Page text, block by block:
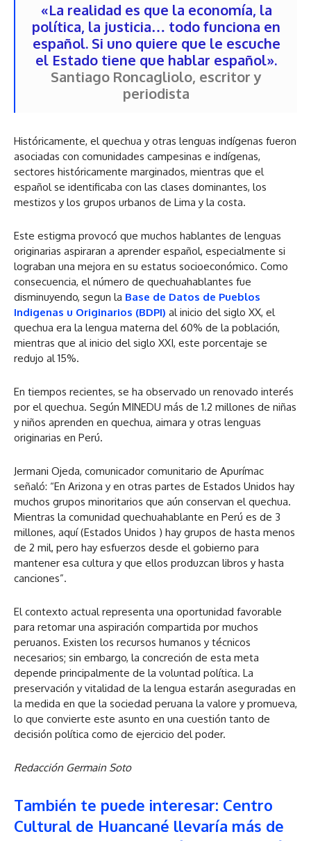
«La realidad es que la economía, la
política, la justicia… todo funciona en
español. Si uno quiere que le escuche
el Estado tiene que hablar español».
Santiago Roncagliolo, escritor y
periodista
Históricamente, el quechua y otras lenguas indígenas fueron
asociadas con comunidades campesinas e indígenas,
sectores históricamente marginados, mientras que el
español se identificaba con las clases dominantes, los
mestizos y los grupos urbanos de Lima y la costa.
Este estigma provocó que muchos hablantes de lenguas
originarias aspiraran a aprender español, especialmente si
lograban una mejora en su estatus socioeconómico. Como
consecuencia, el número de quechuahablantes fue
disminuyendo, segun la Base de Datos de Pueblos
Indigenas u Originarios (BDPI) al inicio del siglo XX, el
quechua era la lengua materna del 60% de la población,
mientras que al inicio del siglo XXI, este porcentaje se
redujo al 15%.
En tiempos recientes, se ha observado un renovado interés
por el quechua. Según MINEDU más de 1.2 millones de niñas
y niños aprenden en quechua, aimara y otras lenguas
originarias en Perú.
Jermani Ojeda, comunicador comunitario de Apurímac
señaló: “En Arizona y en otras partes de Estados Unidos hay
muchos grupos minoritarios que aún conservan el quechua.
Mientras la comunidad quechuahablante en Perú es de 3
millones, aquí (Estados Unidos ) hay grupos de hasta menos
de 2 mil, pero hay esfuerzos desde el gobierno para
mantener esa cultura y que ellos produzcan libros y hasta
canciones”.
El contexto actual representa una oportunidad favorable
para retomar una aspiración compartida por muchos
peruanos. Existen los recursos humanos y técnicos
necesarios; sin embargo, la concreción de esta meta
depende principalmente de la voluntad política. La
preservación y vitalidad de la lengua estarán aseguradas en
la medida en que la sociedad peruana la valore y promueva,
lo que convierte este asunto en una cuestión tanto de
decisión política como de ejercicio del poder.
Redacción Germain Soto
También te puede interesar: Centro
Cultural de Huancané llevaría más de